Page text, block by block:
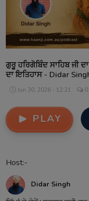
ਗੁਰੂ ਹਰਿਗੋਬਿੰਦ ਸਾਹਿਬ ਜੀ
ਦਾ ਇਤਿਹਾਸ - Didar
Jun 30, 2026 - 12:21 0
PLAY
Host:-
Didar Singh